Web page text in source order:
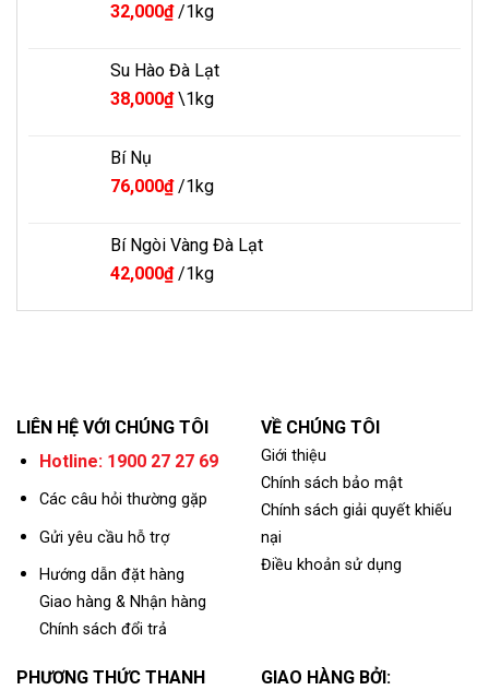
32,000₫/1kg
Su Hào Đà Lạt
38,000₫\1kg
Bí Nụ
76,000₫/1kg
Bí Ngòi Vàng Đà Lạt
42,000₫/1kg
LIÊN HỆ VỚI CHÚNG TÔI
Hotline: 1900 27 27 69
Các câu hỏi thường gặp
Gửi yêu cầu hỗ trợ
Hướng dẫn đặt hàng
Giao hàng & Nhận hàng
Chính sách đổi trả
VỀ CHÚNG TÔI
Giới thiệu
Chính sách bảo mật
Chính sách giải quyết khiếu
nại
Điều khoản sử dụng
PHƯƠNG THỨC THANH
GIAO HÀNG BỞI: